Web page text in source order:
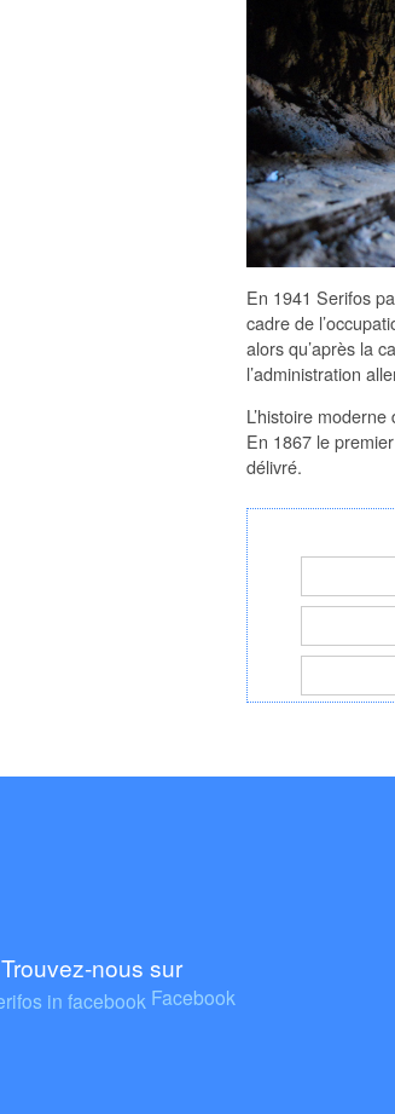
En 1941 Serifos
cadre de
alors qu’après la
l’administration
L’histoire
En 1867 le
délivré.
Trouvez-nous sur
Facebook